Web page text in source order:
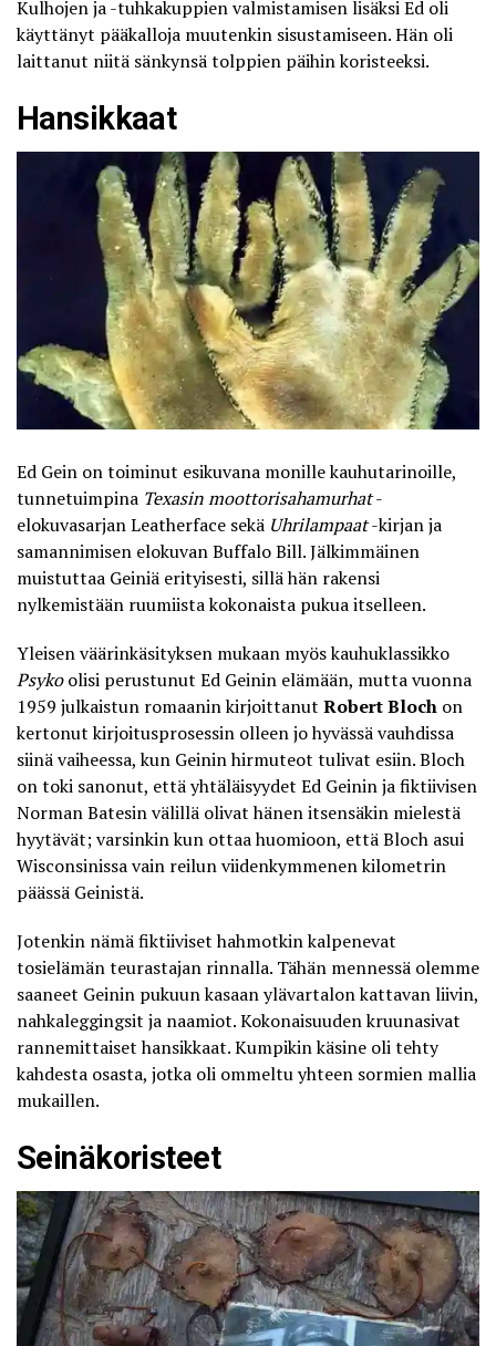
Kulhojen ja -tuhkakuppien valmistamisen lisäksi Ed oli
käyttänyt pääkalloja muutenkin sisustamiseen. Hän oli
laittanut niitä sänkynsä tolppien päihin koristeeksi.
Hansikkaat
Ed Gein on toiminut esikuvana monille kauhutarinoille,
tunnetuimpina Texasin moottorisahamurhat-
elokuvasarjan Leatherface sekä Uhrilampaat-kirjan ja
samannimisen elokuvan Buffalo Bill. Jälkimmäinen
muistuttaa Geiniä erityisesti, sillä hän rakensi
nylkemistään ruumiista kokonaista pukua itselleen.
Yleisen väärinkäsityksen mukaan myös kauhuklassikko
Psykoolisi perustunut Ed Geinin elämään, mutta vuonna
1959 julkaistun romaanin kirjoittanut Robert Bloch on
kertonut kirjoitusprosessin olleen jo hyvässä vauhdissa
siinä vaiheessa, kun Geinin hirmuteot tulivat esiin. Bloch
on toki sanonut, että yhtäläisyydet Ed Geinin ja fiktiivisen
Norman Batesin välillä olivat hänen itsensäkin mielestä
hyytävät; varsinkin kun ottaa huomioon, että Bloch asui
Wisconsinissa vain reilun viidenkymmenen kilometrin
päässä Geinistä.
Jotenkin nämä fiktiiviset hahmotkin kalpenevat
tosielämän teurastajan rinnalla. Tähän mennessä olemme
saaneet Geinin pukuun kasaan ylävartalon kattavan liivin,
nahkaleggingsit ja naamiot. Kokonaisuuden kruunasivat
rannemittaiset hansikkaat. Kumpikin käsine oli tehty
kahdesta osasta, jotka oli ommeltu yhteen sormien mallia
mukaillen.
Seinäkoristeet